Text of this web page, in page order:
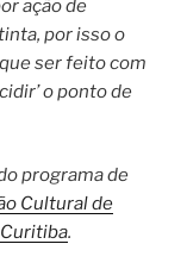
ação de
por isso o
ser feito com
o ponto de
programa de
Cultural de
.